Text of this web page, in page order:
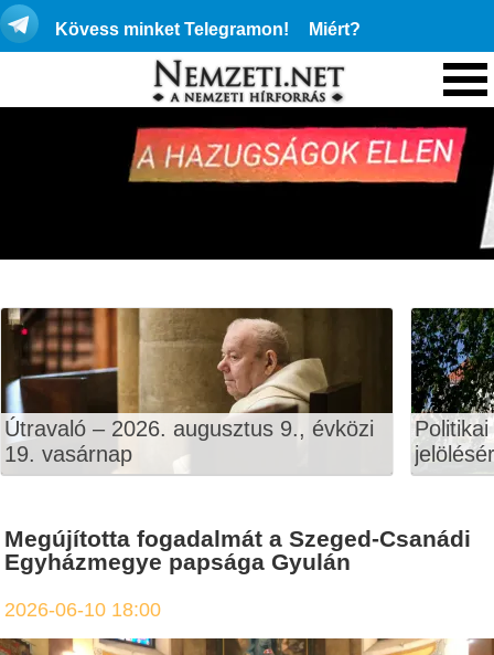
Kövess minket Telegramon! Miért?
Útravaló – 2026. augusztus 9., évközi
19. vasárnap
Megújította fogadalmát a Szeged-Csanádi
Egyházmegye papsága Gyulán
2026-06-10 18:00